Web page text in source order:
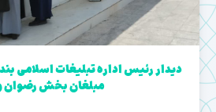
دیدار رئیس اداره تبلیغات اسلامی
مبلغان بخش رضوان